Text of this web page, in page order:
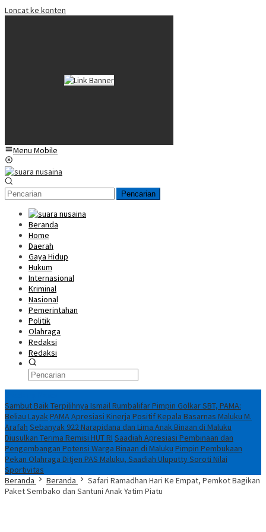
Loncat ke konten
Menu Mobile
Pencarian
Beranda
Home
Daerah
Gaya Hidup
Hukum
Internasional
Kriminal
Nasional
Pemerintahan
Politik
Olahraga
Redaksi
Redaksi
Sambut Baik Terpilihnya Ismail Rumbalifar Pimpin Golkar SBT, PAMA:
Beliau LayakPAMA Apresiasi Kinerja Positif Kepala Basarnas Maluku M.
Arafah Sebanyak 922 Narapidana dan Lima Anak Binaan di Maluku
Diusulkan Terima Remisi HUT RI Saadiah Apresiasi Pembinaan dan
Pengembangan Potensi Warga Binaan di Maluku Pimpin Pembukaan
Pekan Olahraga Ditjen PAS Maluku, Saadiah Uluputty Soroti Nilai
Sportivitas
Beranda
Beranda
Safari Ramadhan Hari Ke Empat, Pemkot Bagikan
Paket Sembako dan Santuni Anak Yatim Piatu